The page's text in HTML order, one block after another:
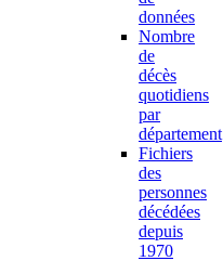
données
Nombre
de
décès
quotidiens
par
département
Fichiers
des
personnes
décédées
depuis
1970